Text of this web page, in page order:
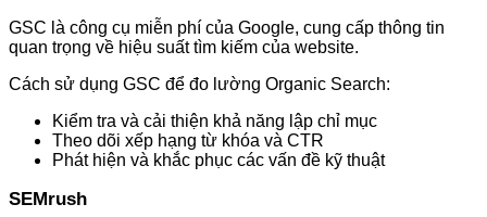
GSC là công cụ miễn phí của Google, cung cấp thông tin
quan trọng về hiệu suất tìm kiếm của website.
Cách sử dụng GSC để đo lường Organic Search:
Kiểm tra và cải thiện khả năng lập chỉ mục
Theo dõi xếp hạng từ khóa và CTR
Phát hiện và khắc phục các vấn đề kỹ thuật
SEMrush